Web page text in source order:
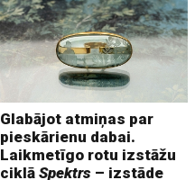
Glabājot atmiņas par
pieskārienu dabai.
Laikmetīgo rotu izstāžu
ciklāSpektrs – izstāde